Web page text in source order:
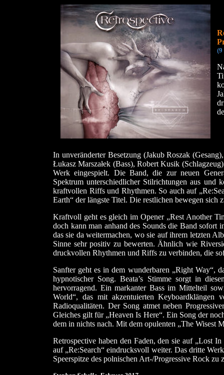
(9
In unveränderter Besetzung (Jakub Roszak
Łukasz Marszałek (Bass), Robert Kusik
Werk eingespielt. Die Band, die zur neuen
Spektrum unterschiedlicher Stilrichtungen aus
kraftvollen Riffs und Rhythmen. So auch auf
Earth“ der längste Titel. Die restlichen bewegen sich
Kraftvoll geht es gleich im Opener „Rest Another
doch kann man anhand des Sounds die Band sofort
das sie da weitermachen, wo sie auf ihrem letzten
Sinne sehr positiv zu bewerten. Ähnlich wie
druckvollen Rhythmen und Riffs zu verbinden, die
Sanfter geht es in dem wunderbaren „Right Way“,
hypnotischer Song. Beata’s Stimme sorgt in
hervorragend. Ein markanter Bass im Mittelteil
World“, das mit akzentuierten
Radioqualitäten. Der Song atmet neben
Gleiches gilt für „Heaven Is Here“. Ein Song der
dem in nichts nach. Mit dem opulenten „The Wisest
Retrospective haben den Faden, den sie auf „Lost
auf „Re:Search“ eindrucksvoll weiter. Das dritte
Speerspitze des polnischen Art-/Progressive Rock zu